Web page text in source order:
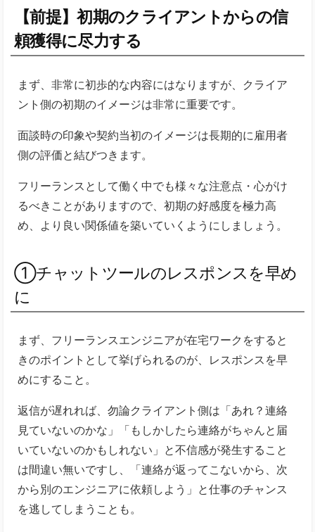
【前提】初期のクライアントからの信
頼獲得に尽力する
まず、非常に初歩的な内容にはなりますが、クライア
ント側の初期のイメージは非常に重要です。
面談時の印象や契約当初のイメージは長期的に雇用者
側の評価と結びつきます。
フリーランスとして働く中でも様々な注意点・心がけ
るべきことがありますので、初期の好感度を極力高
め、より良い関係値を築いていくようにしましょう。
①チャットツールのレスポンスを早め
に
まず、フリーランスエンジニアが在宅ワークをすると
きのポイントとして挙げられるのが、レスポンスを早
めにすること。
返信が遅れれば、勿論クライアント側は「あれ？連絡
見ていないのかな」「もしかしたら連絡がちゃんと届
いていないのかもしれない」と不信感が発生すること
は間違い無いですし、「連絡が返ってこないから、次
から別のエンジニアに依頼しよう」と仕事のチャンス
を逃してしまうことも。